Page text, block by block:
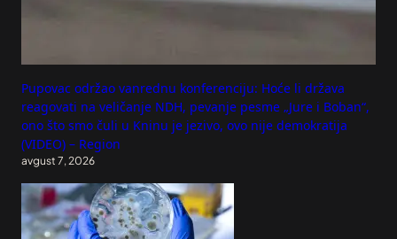
Pupovac održao vanrednu konferenciju: Hoće li država
reagovati na veličanje NDH, pevanje pesme „Jure i Boban“,
ono što smo čuli u Kninu je jezivo, ovo nije demokratija
(VIDEO) – Region
avgust 7, 2026